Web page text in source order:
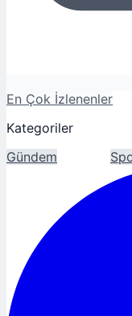
En Çok İzlenenler
Kategoriler
Gündem